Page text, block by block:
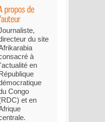
du site
à
en
Congo
et en